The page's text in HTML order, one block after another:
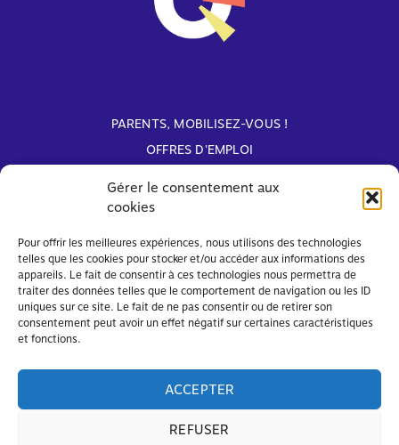
Gérer le consentement aux
cookies
Pour offrir les meilleures expériences, nous utilisons des technologies
telles que les cookies pour stocker et/ou accéder aux informations des
appareils. Le fait de consentir à ces technologies nous permettra de
traiter des données telles que le comportement de navigation ou les ID
uniques sur ce site. Le fait de ne pas consentir ou de retirer son
consentement peut avoir un effet négatif sur certaines caractéristiques
et fonctions.
ACCEPTER
REFUSER
PARENTS, MOBILISEZ-VOUS !
OFFRES D'EMPLOI
Avec le soutien de